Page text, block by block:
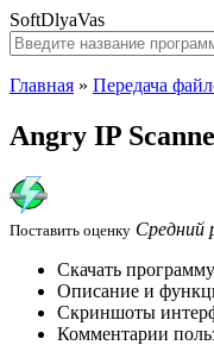
SoftDlyaVas
Главная » Передача
Angry IP
Поставить оценку Средний
Скачать программу
Описание и
Скриншоты
Комментарии